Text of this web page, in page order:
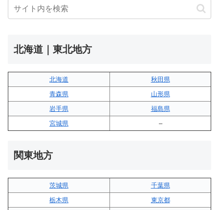
北海道｜東北地方
北海道
秋田県
青森県
山形県
岩手県
福島県
宮城県
–
関東地方
茨城県
千葉県
栃木県
東京都